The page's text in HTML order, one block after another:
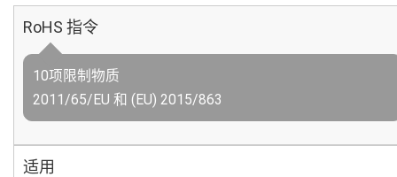
RoHS 指令
10项限制物质
2011/65/EU 和 (EU) 2015/863
适用